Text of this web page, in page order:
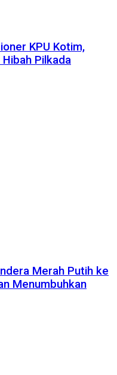
KPU Kotim,
Pilkada
Merah Putih ke
Menumbuhkan